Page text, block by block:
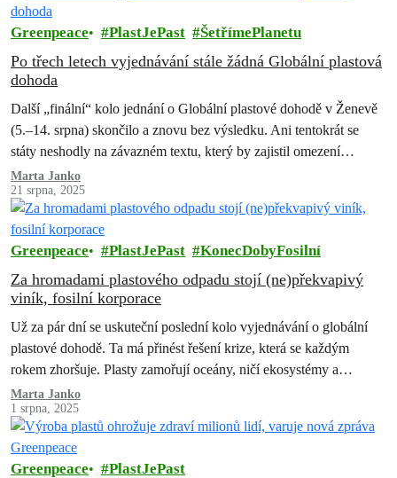
Greenpeace PlastJePast ŠetřímePlanetu
Po třech letech vyjednávání stále žádná Globální plastová
dohoda
Další „finální“ kolo jednání o Globální plastové dohodě v Ženevě
(5.–14. srpna) skončilo a znovu bez výsledku. Ani tentokrát se
státy neshodly na závazném textu, který by zajistil omezení
výroby…
Marta Janko
21 srpna, 2025
Greenpeace PlastJePast KonecDobyFosilní
Za hromadami plastového odpadu stojí (ne)překvapivý
viník, fosilní korporace
Už za pár dní se uskuteční poslední kolo vyjednávání o globální
plastové dohodě. Ta má přinést řešení krize, která se každým
rokem zhoršuje. Plasty zamořují oceány, ničí ekosystémy a
ohrožují…
Marta Janko
1 srpna, 2025
Greenpeace PlastJePast